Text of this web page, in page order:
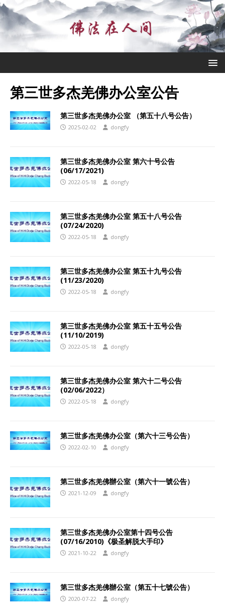
第三世多杰羌佛办公室公告
第三世多杰羌佛办公室 （第五十八号公告）
2025-02-02 dongfy
第三世多杰羌佛办公室 第六十号公告
(06/17/2021)
2022-05-18 dongfy
第三世多杰羌佛办公室 第五十八号公告
(07/24/2020)
2022-05-18 dongfy
第三世多杰羌佛办公室 第五十九号公告
(11/23/2020)
2022-05-18 dongfy
第三世多杰羌佛办公室 第五十五号公告
(11/10/2019)
2022-05-18 dongfy
第三世多杰羌佛办公室 第六十二号公告
(02/06/2022）
2022-05-18 dongfy
第三世多杰羌佛办公室（第六十三号公告）
2022-02-10 dongfy
第三世多杰羌佛辦公室（第六十一號公告）
2021-12-09 dongfy
第三世多杰羌佛办公室第十四号公告
(07/16/2010)《极圣解脱大手印》
2021-10-22 dongfy
第三世多杰羌佛辦公室（第五十七號公告）
2020-07-22 dongfy